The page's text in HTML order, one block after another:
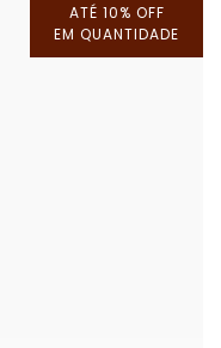
ATÉ 10% OFF
EM QUANTIDADE